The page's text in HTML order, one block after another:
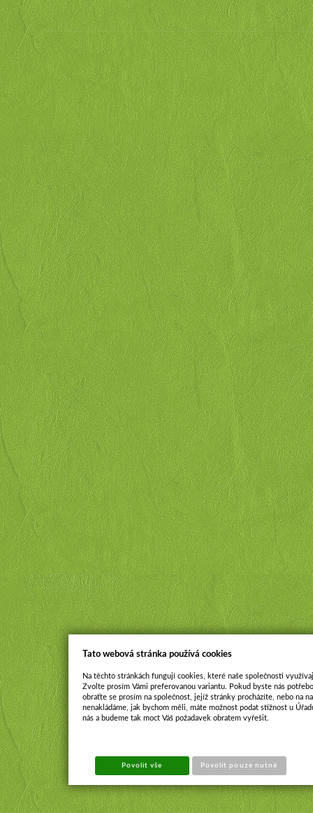
Tato webová stránka používá cookies
Na těchto stránkách fungují cookies, které naše společnosti
Zvolte prosím Vámi preferovanou variantu. Pokud byste nás
obraťte se prosím na společnost, jejíž stránky procházíte, nebo na
nenakládáme, jak bychom měli, máte možnost podat stížnost u
nás a budeme tak moct Váš požadavek obratem vyřešit.
Povolit vše Povolit pouze nutné